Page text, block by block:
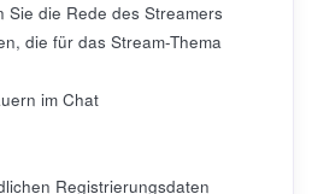
die Rede des Streamers
die für das Stream-Thema
im Chat
Registrierungsdaten